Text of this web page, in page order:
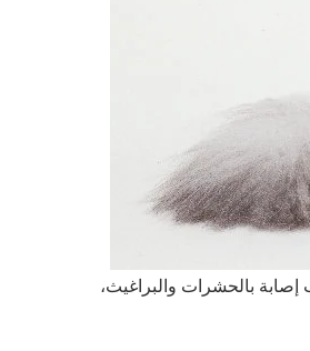
بالحشرات والبراغيث،